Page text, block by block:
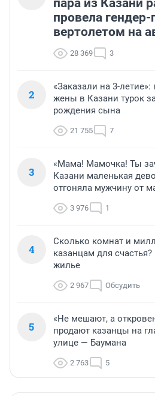
пара из Казани
провела гендер-
вертолетом на
28 369 3
2
«Заказали на 3-
жены в Казани турок
рождения сына
21 755 7
3
«Мама! Мамочка! Ты
Казани маленькая
отгоняла мужчину от
3 976 1
4
Сколько комнат и
казанцам для
жилье
2 967 Обсудить
5
«Не мешают, а
продают казанцы на
улице — Баумана
2 763 5